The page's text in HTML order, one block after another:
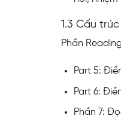
1.3 Cấu
Phần
Part 5:
Part 6:
Phần 7: